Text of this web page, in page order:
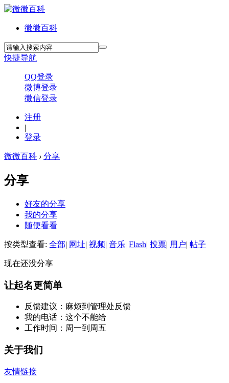
微微百科
快捷导航
QQ登录
微博登录
微信登录
注册
|
登录
微微百科 › 分享
分享
好友的分享
我的分享
随便看看
按类型查看: 全部| 网址| 视频| 音乐| Flash| 投票| 用户| 帖子
现在还没分享
让起名更简单
反馈建议：麻烦到管理处反馈
我的电话：这个不能给
工作时间：周一到周五
关于我们
友情链接